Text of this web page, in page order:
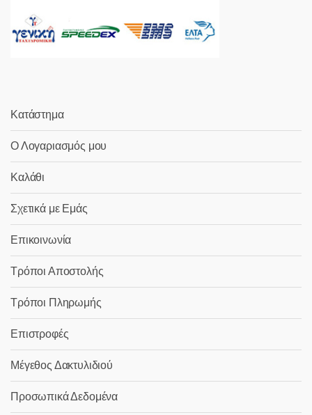
Κατάστημα
Ο Λογαριασμός μου
Καλάθι
Σχετικά με Εμάς
Επικοινωνία
Τρόποι Αποστολής
Τρόποι Πληρωμής
Επιστροφές
Μέγεθος Δακτυλιδιού
Προσωπικά Δεδομένα